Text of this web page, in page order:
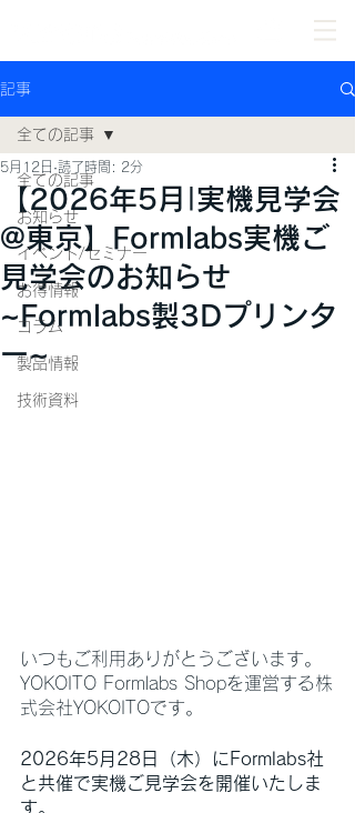
記事
全ての記事
お知らせ
イベント/セミナー
お得情報
コラム
製品情報
技術資料
全ての記事
【2026年5月|実機見学会
@東京】Formlabs実機ご
見学会のお知らせ
~Formlabs製3Dプリンタ
ー~
5月12日 読了時間: 2分
いつもご利用ありがとうございます。
YOKOITO Formlabs Shopを運営する株
式会社YOKOITOです。
2026年5月28日（木）にFormlabs社
と共催で実機ご見学会を開催いたしま
す。